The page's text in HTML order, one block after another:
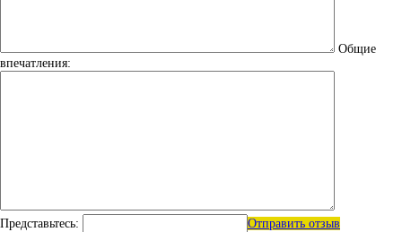
Общие
впечатления:
Представьтесь: Отправить отзыв